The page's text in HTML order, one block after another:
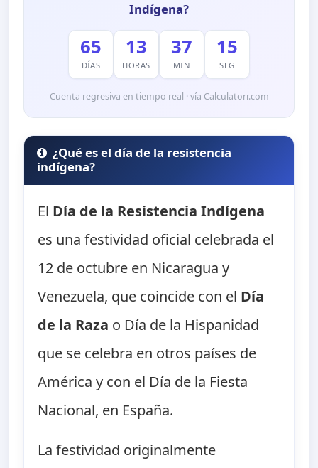
Indígena?
65
DÍAS
13
HORAS
37
MIN
13
SEG
Cuenta regresiva en tiempo real · vía Calculatorr.com
¿Qué es el día de la resistencia
indígena?
El Día de la Resistencia Indígena
es una festividad oficial celebrada el
12 de octubre en Nicaragua y
Venezuela, que coincide con el Día
de la Raza o Día de la Hispanidad
que se celebra en otros países de
América y con el Día de la Fiesta
Nacional, en España.
La festividad originalmente